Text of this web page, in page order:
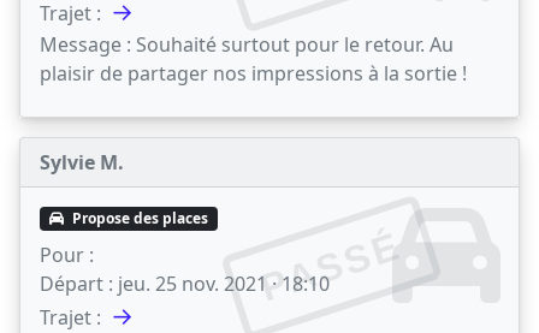
Trajet : →
Message : Souhaité surtout pour le retour. Au
plaisir de partager nos impressions à la sortie !
Sylvie M.
PASSÉ
Propose des places
Pour :
Départ : jeu. 25 nov. 2021 · 18:10
Trajet : →